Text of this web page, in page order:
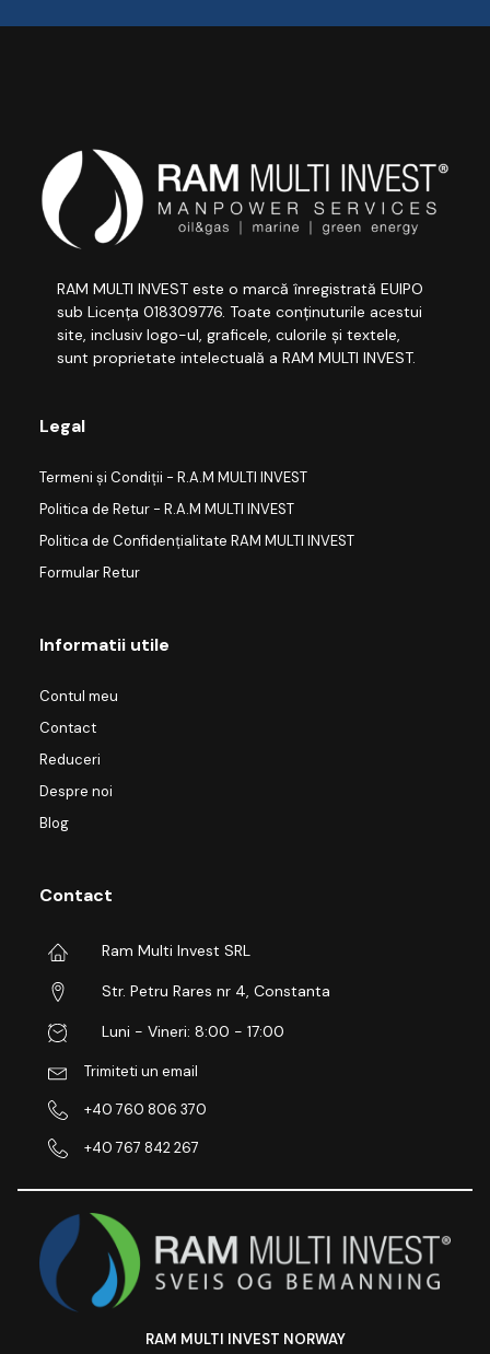
RAM MULTI INVEST este o marcă înregistrată EUIPO
sub Licența 018309776. Toate conținuturile acestui
site, inclusiv logo-ul, graficele, culorile și textele,
sunt proprietate intelectuală a RAM MULTI INVEST.
Legal
Termeni și Condiții - R.A.M MULTI INVEST
Politica de Retur - R.A.M MULTI INVEST
Politica de Confidențialitate RAM MULTI INVEST
Formular Retur
Informatii utile
Contul meu
Contact
Reduceri
Despre noi
Blog
Contact
Ram Multi Invest SRL
Str. Petru Rares nr 4, Constanta
Luni - Vineri: 8:00 - 17:00
Trimiteti un email
+40 760 806 370
+40 767 842 267
RAM MULTI INVEST NORWAY